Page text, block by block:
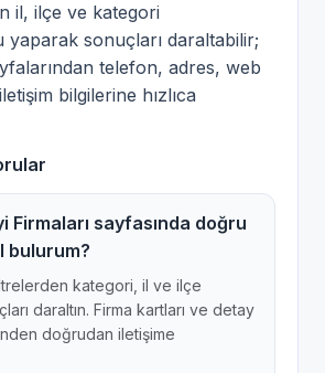
il, ilçe ve kategori
yaparak sonuçları daraltabilir;
telefon, adres, web
bilgilerine hızlıca
Firmaları sayfasında doğru
bulurum?
kategori, il ve ilçe
daraltın. Firma kartları ve detay
doğrudan iletişime